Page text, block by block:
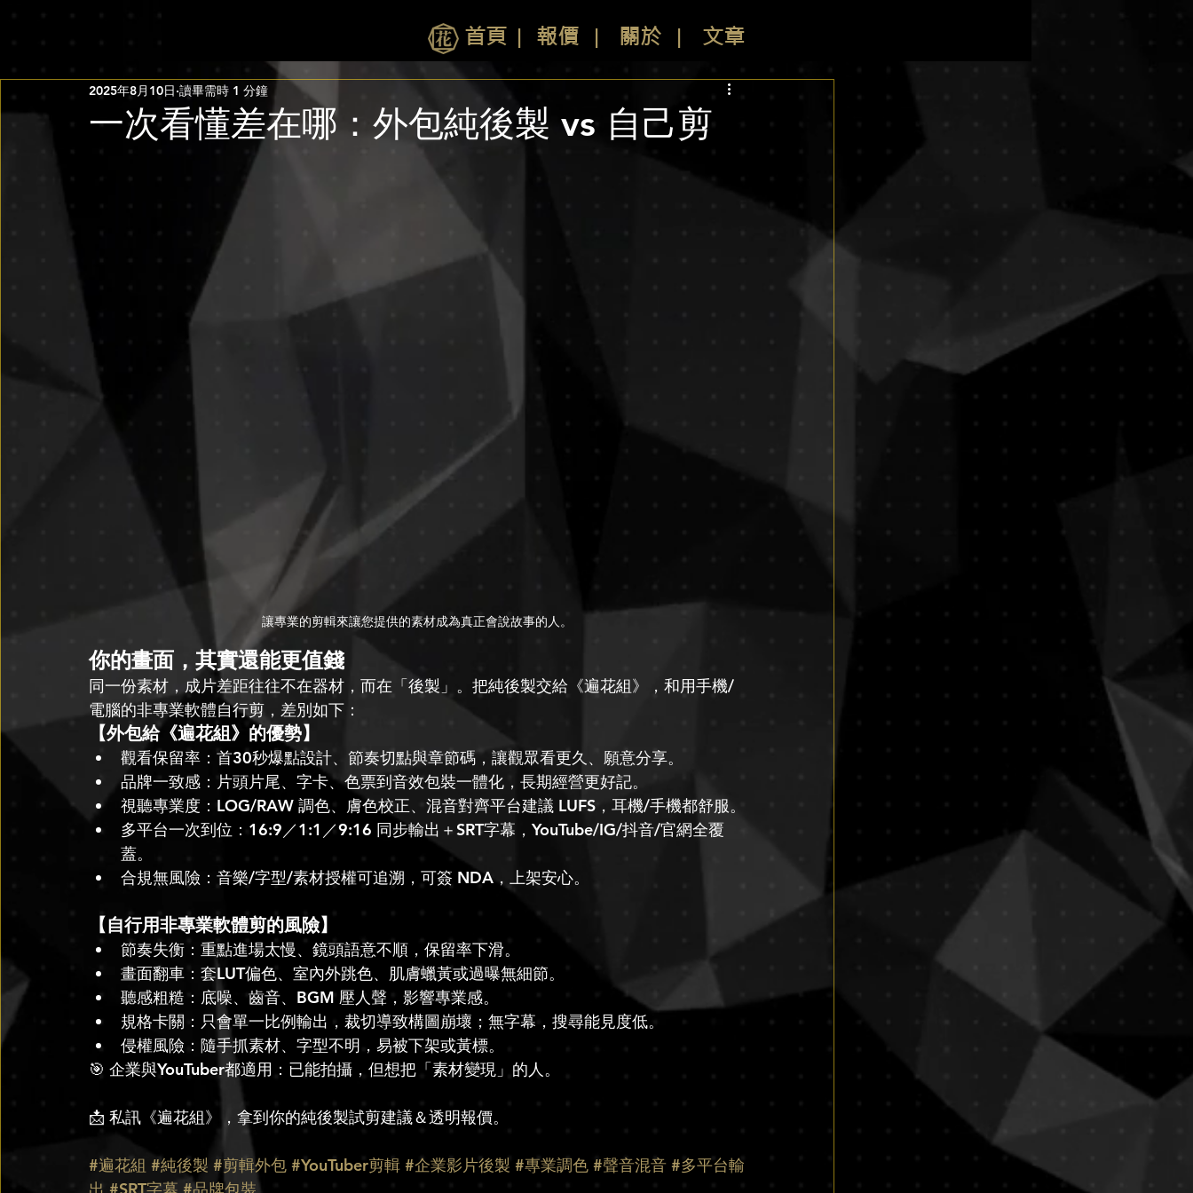
首頁 ∣ 報價 ∣ 關於 ∣ 文章
一次看懂差在哪：外包純後製 vs 自己剪
2025年8月10日 讀畢需時 1 分鐘
讓專業的剪輯來讓您提供的素材成為真正會說故事的人。
你的畫面，其實還能更值錢
同一份素材，成片差距往往不在器材，而在「後製」。把純後製交給《遍花組》，和用手機/
電腦的非專業軟體自行剪，差別如下：
【外包給《遍花組》的優勢】
觀看保留率：首30秒爆點設計、節奏切點與章節碼，讓觀眾看更久、願意分享。
品牌一致感：片頭片尾、字卡、色票到音效包裝一體化，長期經營更好記。
視聽專業度：LOG/RAW 調色、膚色校正、混音對齊平台建議 LUFS，耳機/手機都舒服。
多平台一次到位：16:9／1:1／9:16 同步輸出＋SRT字幕，YouTube/IG/抖音/官網全覆
蓋。
合規無風險：音樂/字型/素材授權可追溯，可簽 NDA，上架安心。
【自行用非專業軟體剪的風險】
節奏失衡：重點進場太慢、鏡頭語意不順，保留率下滑。
畫面翻車：套LUT偏色、室內外跳色、肌膚蠟黃或過曝無細節。
聽感粗糙：底噪、齒音、BGM 壓人聲，影響專業感。
規格卡關：只會單一比例輸出，裁切導致構圖崩壞；無字幕，搜尋能見度低。
侵權風險：隨手抓素材、字型不明，易被下架或黃標。
🎯 企業與YouTuber都適用：已能拍攝，但想把「素材變現」的人。
📩 私訊《遍花組》，拿到你的純後製試剪建議＆透明報價。
#遍花組 #純後製 #剪輯外包 #YouTuber剪輯 #企業影片後製 #專業調色 #聲音混音 #多平台輸